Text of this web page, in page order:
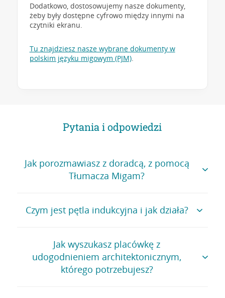
Dodatkowo, dostosowujemy nasze dokumenty,
żeby były dostępne cyfrowo między innymi na
czytniki ekranu.
Tu znajdziesz nasze wybrane dokumenty w
polskim języku migowym (PJM).
Pytania i odpowiedzi
Jak porozmawiasz z doradcą, z pomocą
Tłumacza Migam?
Na naszej infolinii i w placówkach możesz
bezpłatna.
Na infolinii:
Czym jest pętla indukcyjna i jak działa?
Pętla indukcyjna to urządzenie, które ułatwia
rozmowę, jeśli używasz aparatu słuchowego, albo
implantu. Przekazuje dźwięk bezpośrednio do
Twojego urządzenia, bez szumów z otoczenia.
Jak wyszukasz placówkę z
udogodnieniem architektonicznym,
którego potrzebujesz?